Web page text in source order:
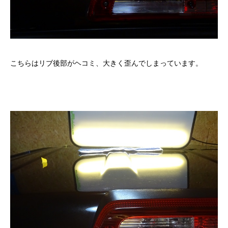
こちらはリブ後部がヘコミ、大きく歪んでしまっています。